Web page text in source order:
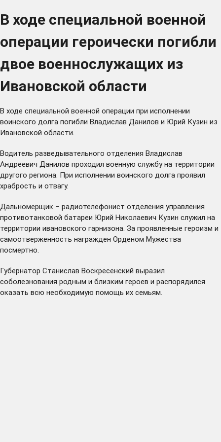
В ходе специальной военной
операции героически погибли
двое военнослужащих из
Ивановской области
В ходе специальной военной операции при исполнении
воинского долга погибли Владислав Данилов и Юрий Кузин из
Ивановской области.
Водитель разведывательного отделения Владислав
Андреевич Данилов проходил военную службу на территории
другого региона. При исполнении воинского долга проявил
храбрость и отвагу.
Дальномерщик – радиотелефонист отделения управления
противотанковой батареи Юрий Николаевич Кузин служил на
территории ивановского гарнизона. За проявленные героизм и
самоотверженность награжден Орденом Мужества
посмертно.
Губернатор Станислав Воскресенский выразил
соболезнования родным и близким героев и распорядился
оказать всю необходимую помощь их семьям.